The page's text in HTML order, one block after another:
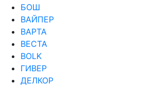
БОШ
ВАЙПЕР
ВАРТА
ВЕСТА
ВОLK
ГИВЕР
ДЕЛКОР